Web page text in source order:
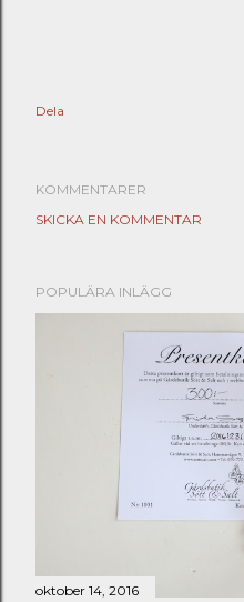
Dela
KOMMENTARER
SKICKA EN KOMMENTAR
POPULÄRA INLÄGG
oktober 14, 2016